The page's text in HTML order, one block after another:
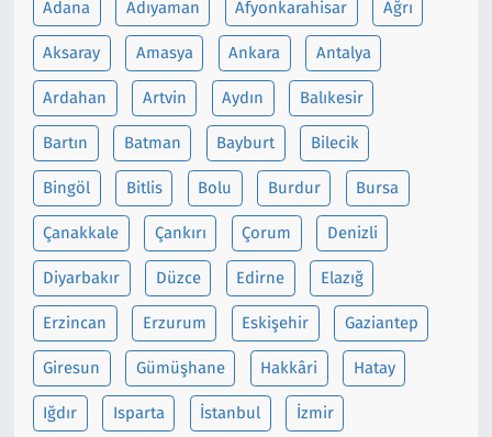
Adana Adıyaman Afyonkarahisar Ağrı
Aksaray Amasya Ankara Antalya
Ardahan Artvin Aydın Balıkesir
Bartın Batman Bayburt Bilecik
Bingöl Bitlis Bolu Burdur Bursa
Çanakkale Çankırı Çorum Denizli
Diyarbakır Düzce Edirne Elazığ
Erzincan Erzurum Eskişehir Gaziantep
Giresun Gümüşhane Hakkâri Hatay
Iğdır Isparta İstanbul İzmir
Siyaset
Spor
Süleymanpaşa
Tekirdağ